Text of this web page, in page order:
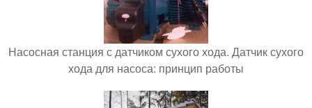
Насосная станция с датчиком сухого хода. Датчик сухого
хода для насоса: принцип работы